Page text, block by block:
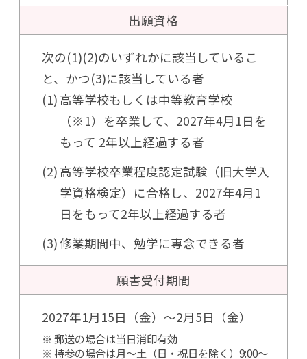
出願資格
次の(1)(2)のいずれかに該当しているこ
と、かつ(3)に該当している者
高等学校もしくは中等教育学校
（※1）を卒業して、2027年4月1日を
もって 2年以上経過する者
高等学校卒業程度認定試験（旧大学入
学資格検定）に合格し、2027年4月1
日 をもって2年以上経過する者
修業期間中、勉学に専念できる者
願書受付期間
2027年1月15日（金）～2月5日（金）
郵送の場合は当日消印有効
持参の場合は月～土（日・祝日を除く）9:00～